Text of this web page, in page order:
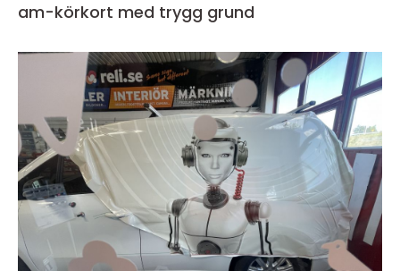
am-körkort med trygg grund